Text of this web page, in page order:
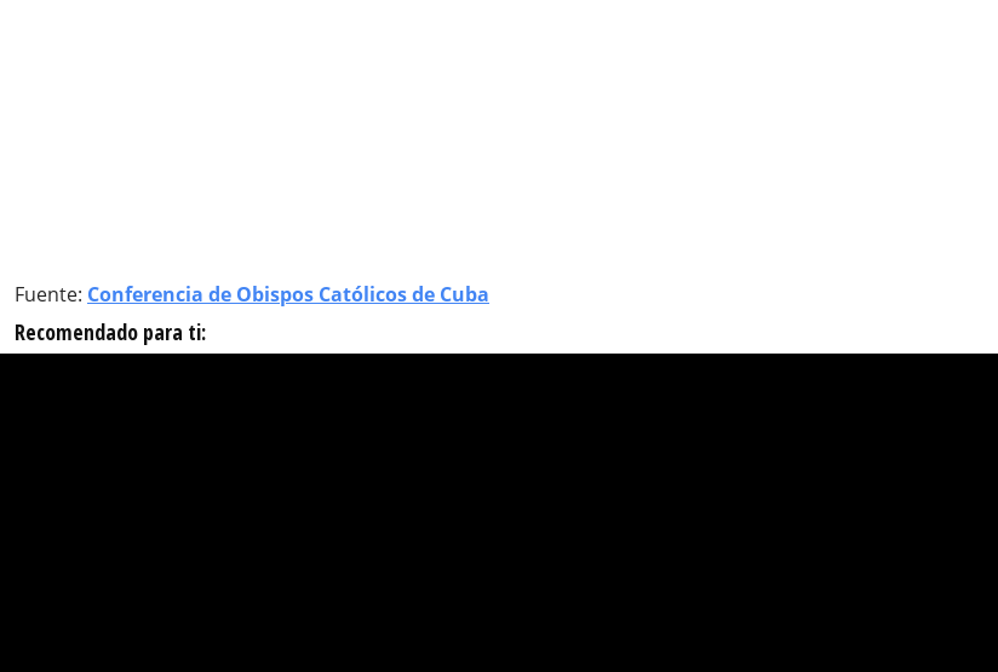
Fuente: Conferencia de Obispos Católicos de Cuba
Recomendado para ti: